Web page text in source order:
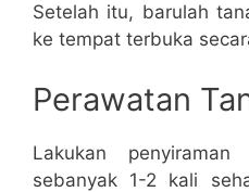
Setelah itu, barulah
ke tempat terbuka
Perawatan
Lakukan
sebanyak 1-2 kali